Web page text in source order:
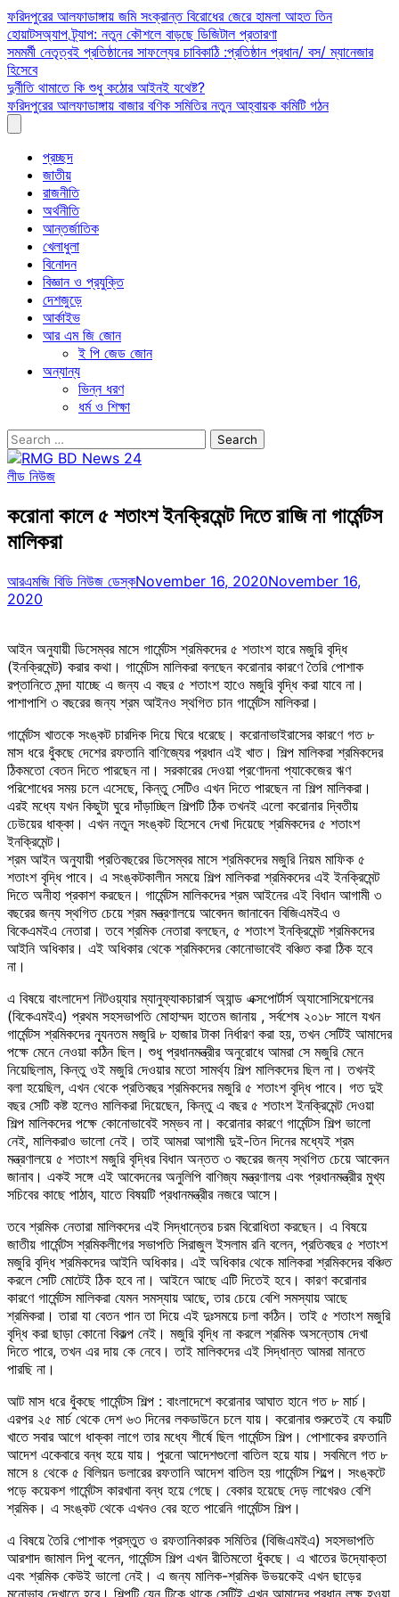
Skip
to
content
ফরিদপুরের আলফাডাঙ্গায় জমি সংক্রান্ত বিরোধের জেরে হামলা আহত তিন
হোয়াটসঅ্যাপ ট্র্যাপ: নতুন কৌশলে বাড়ছে ডিজিটাল প্রতারণা
সমমর্মী নেতৃত্বই প্রতিষ্ঠানের সাফল্যের চাবিকাঠি :প্রতিষ্ঠান প্রধান/ বস/ ম্যানেজার
হিসেবে
দুর্নীতি থামাতে কি শুধু কঠোর আইনই যথেষ্ট?
ফরিদপুরের আলফাডাঙ্গায় বাজার বণিক সমিতির নতুন আহ্বায়ক কমিটি গঠন
প্রচ্ছদ
জাতীয়
রাজনীতি
অর্থনীতি
আন্তর্জাতিক
খেলাধুলা
বিনোদন
বিজ্ঞান ও প্রযুক্তি
দেশজুড়ে
আর্কাইভ
আর এম জি জোন
ই পি জেড জোন
অন্যান্য
ভিন্ন ধরণ
ধর্ম ও শিক্ষা
Search
for:
লীড নিউজ
করোনা কালে ৫ শতাংশ ইনক্রিমেন্ট দিতে রাজি না গার্মেন্টস
মালিকরা
আরএমজি বিডি নিউজ ডেস্কNovember 16, 2020November 16,
2020
আইন অনুযায়ী ডিসেম্বর মাসে গার্মেন্টস শ্রমিকদের ৫ শতাংশ হারে মজুরি বৃদ্ধি
(ইনক্রিমেন্ট) করার কথা। গার্মেন্টস মালিকরা বলছেন করোনার কারণে তৈরি পোশাক
রপ্তানিতে মন্দা যাচ্ছে এ জন্য এ বছর ৫ শতাংশ হাওে মজুরি বৃদ্ধি করা যাবে না।
পাশাপাশি ৩ বছরের জন্য শ্রম আইনও স্থগিত চান গার্মেন্টস মালিকরা।
গার্মেন্টস খাতকে সংঙ্কট চারদিক দিয়ে ঘিরে ধরেছে। করোনাভাইরাসের কারণে গত ৮
মাস ধরে ধুঁকছে দেশের রফতানি বাণিজ্যের প্রধান এই খাত। শিল্প মালিকরা শ্রমিকদের
ঠিকমতো বেতন দিতে পারছেন না। সরকারের দেওয়া প্রণোদনা প্যাকেজের ঋণ
পরিশোধের সময় চলে এসেছে, কিন্তু সেটিও এখন দিতে পারছেন না শিল্প মালিকরা।
এরই মধ্যে যখন কিছুটা ঘুরে দাঁড়াচ্ছিল শিল্পটি ঠিক তখনই এলো করোনার দ্বিতীয়
ঢেউয়ের ধাক্কা। এখন নতুন সংঙ্কট হিসেবে দেখা দিয়েছে শ্রমিকদের ৫ শতাংশ
ইনক্রিমেন্ট।
শ্রম আইন অনুযায়ী প্রতিবছরের ডিসেম্বর মাসে শ্রমিকদের মজুরি নিয়ম মাফিক ৫
শতাংশ বৃদ্ধি পাবে। এ সংঙ্কটকালীন সময়ে শিল্প মালিকরা শ্রমিকদের এই ইনক্রিমেন্ট
দিতে অনীহা প্রকাশ করছেন। গার্মেন্টস মালিকদের শ্রম আইনের এই বিধান আগামী ৩
বছরের জন্য স্থগিত চেয়ে শ্রম মন্ত্রণালয়ে আবেদন জানাবেন বিজিএমইএ ও
বিকেএমইএ নেতারা। তবে শ্রমিক নেতারা বলছেন, ৫ শতাংশ ইনক্রিমেন্ট শ্রমিকদের
আইনি অধিকার। এই অধিকার থেকে শ্রমিকদের কোনোভাবেই বঞ্চিত করা ঠিক হবে
না।
এ বিষয়ে বাংলাদেশ নিটওয়্যার ম্যানুফ্যাকচারার্স অ্যান্ড এক্সপোর্টার্স অ্যাসোসিয়েশনের
(বিকেএমইএ) প্রথম সহসভাপতি মোহাম্মদ হাতেম জানায় , সর্বশেষ ২০১৮ সালে যখন
গার্মেন্টস শ্রমিকদের ন্যূনতম মজুরি ৮ হাজার টাকা নির্ধারণ করা হয়, তখন সেটিই আমাদের
পক্ষে মেনে নেওয়া কঠিন ছিল। শুধু প্রধানমন্ত্রীর অনুরোধে আমরা সে মজুরি মেনে
নিয়েছিলাম, কিন্তু ওই মজুরি দেওয়ার মতো সামর্থ্য শিল্প মালিকদের ছিল না। তখনই
বলা হয়েছিল, এখন থেকে প্রতিবছর শ্রমিকদের মজুরি ৫ শতাংশ বৃদ্ধি পাবে। গত দুই
বছর সেটি কষ্ট হলেও মালিকরা দিয়েছেন, কিন্তু এ বছর ৫ শতাংশ ইনক্রিমেন্ট দেওয়া
শিল্প মালিকদের পক্ষে কোনোভাবেই সম্ভব না। করোনার কারণে গার্মেন্টস শিল্প ভালো
নেই, মালিকরাও ভালো নেই। তাই আমরা আগামী দুই-তিন দিনের মধ্যেই শ্রম
মন্ত্রণালয়ে ৫ শতাংশ মজুরি বৃদ্ধির বিধান অন্তত ৩ বছরের জন্য স্থগিত চেয়ে আবেদন
জানাব। একই সঙ্গে এই আবেদনের অনুলিপি বাণিজ্য মন্ত্রণালয় এবং প্রধানমন্ত্রীর মুখ্য
সচিবের কাছে পাঠাব, যাতে বিষয়টি প্রধানমন্ত্রীর নজরে আসে।
তবে শ্রমিক নেতারা মালিকদের এই সিদ্ধান্তের চরম বিরোধিতা করছেন। এ বিষয়ে
জাতীয় গার্মেন্টস শ্রমিকলীগের সভাপতি সিরাজুল ইসলাম রনি বলেন, প্রতিবছর ৫ শতাংশ
মজুরি বৃদ্ধি শ্রমিকদের আইনি অধিকার। এই অধিকার থেকে মালিকরা শ্রমিকদের বঞ্চিত
করলে সেটি মোটেই ঠিক হবে না। আইনে আছে এটি দিতেই হবে। কারণ করোনার
কারণে গার্মেন্টস মালিকরা যেমন সমস্যায় আছে, তার চেয়ে বেশি সমস্যায় আছে
শ্রমিকরা। তারা যা বেতন পান তা দিয়ে এই দুঃসময়ে চলা কঠিন। তাই ৫ শতাংশ মজুরি
বৃদ্ধি করা ছাড়া কোনো বিকল্প নেই। মজুরি বৃদ্ধি না করলে শ্রমিক অসন্তোষ দেখা
দিতে পারে, তখন এর দায় কে নেবে। তাই মালিকদের এই সিদ্ধান্ত আমরা মানতে
পারছি না।
আট মাস ধরে ধুঁকছে গার্মেন্টস শিল্প : বাংলাদেশে করোনার আঘাত হানে গত ৮ মার্চ।
এরপর ২৫ মার্চ থেকে দেশ ৬৩ দিনের লকডাউনে চলে যায়। করোনার শুরুতেই যে কয়টি
খাতে সবার আগে ধাক্কা লাগে তার মধ্যে শীর্ষে ছিল গার্মেন্টস শিল্প। পোশাকের রফতানি
আদেশ একেবারে বন্ধ হয়ে যায়। পুরনো আদেশগুলো বাতিল হয়ে যায়। সবমিলে গত ৮
মাসে ৪ থেকে ৫ বিলিয়ন ডলারের রফতানি আদেশ বাতিল হয় গার্মেন্টস শিল্পে। সংঙ্কটে
পড়ে কয়েকশ গার্মেন্টস কারখানা বন্ধ হয়ে গেছে। বেকার হয়েছে দেড় লাখেরও বেশি
শ্রমিক। এ সংঙ্কট থেকে এখনও বের হতে পারেনি গার্মেন্টস শিল্প।
এ বিষয়ে তৈরি পোশাক প্রস্তুত ও রফতানিকারক সমিতির (বিজিএমইএ) সহসভাপতি
আরশাদ জামাল দিপু বলেন, গার্মেন্টস শিল্প এখন রীতিমতো ধুঁকছে। এ খাতের উদ্যোক্তা
এবং শ্রমিক কেউই ভালো নেই। এ জন্য মালিক-শ্রমিক উভয়কেই এখন ছাড়ের
মনোভাব দেখাতে হবে। শিল্পটি যেন টিকে থাকে সেটিই এখন আমাদের প্রধান লক্ষ হওয়া